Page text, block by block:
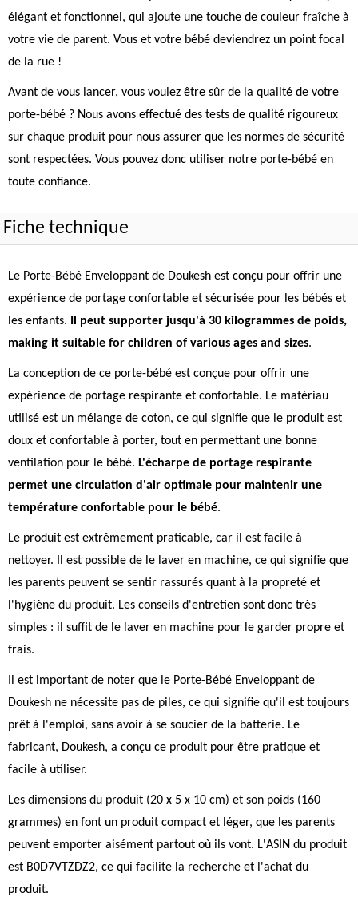
élégant et fonctionnel, qui ajoute une touche de couleur fraîche à
votre vie de parent. Vous et votre bébé deviendrez un point focal
de la rue !
Avant de vous lancer, vous voulez être sûr de la qualité de votre
porte-bébé ? Nous avons effectué des tests de qualité rigoureux
sur chaque produit pour nous assurer que les normes de sécurité
sont respectées. Vous pouvez donc utiliser notre porte-bébé en
toute confiance.
Fiche technique
Le Porte-Bébé Enveloppant de Doukesh est conçu pour offrir une
expérience de portage confortable et sécurisée pour les bébés et
les enfants.
Il peut supporter jusqu'à 30 kilogrammes de poids,
making it suitable for children of various ages and sizes.
La conception de ce porte-bébé est conçue pour offrir une
expérience de portage respirante et confortable. Le matériau
utilisé est un mélange de coton, ce qui signifie que le produit est
doux et confortable à porter, tout en permettant une bonne
ventilation pour le bébé. L'écharpe de portage respirante
permet une circulation d'air optimale pour maintenir une
température confortable pour le bébé.
Le produit est extrêmement praticable, car il est facile à
nettoyer. Il est possible de le laver en machine, ce qui signifie que
les parents peuvent se sentir rassurés quant à la propreté et
l'hygiène du produit. Les conseils d'entretien sont donc très
simples : il suffit de le laver en machine pour le garder propre et
frais.
Il est important de noter que le Porte-Bébé Enveloppant de
Doukesh ne nécessite pas de piles, ce qui signifie qu'il est toujours
prêt à l'emploi, sans avoir à se soucier de la batterie. Le
fabricant, Doukesh, a conçu ce produit pour être pratique et
facile à utiliser.
Les dimensions du produit (20 x 5 x 10 cm) et son poids (160
grammes) en font un produit compact et léger, que les parents
peuvent emporter aisément partout où ils vont. L'ASIN du produit
est B0D7VTZDZ2, ce qui facilite la recherche et l'achat du
produit.